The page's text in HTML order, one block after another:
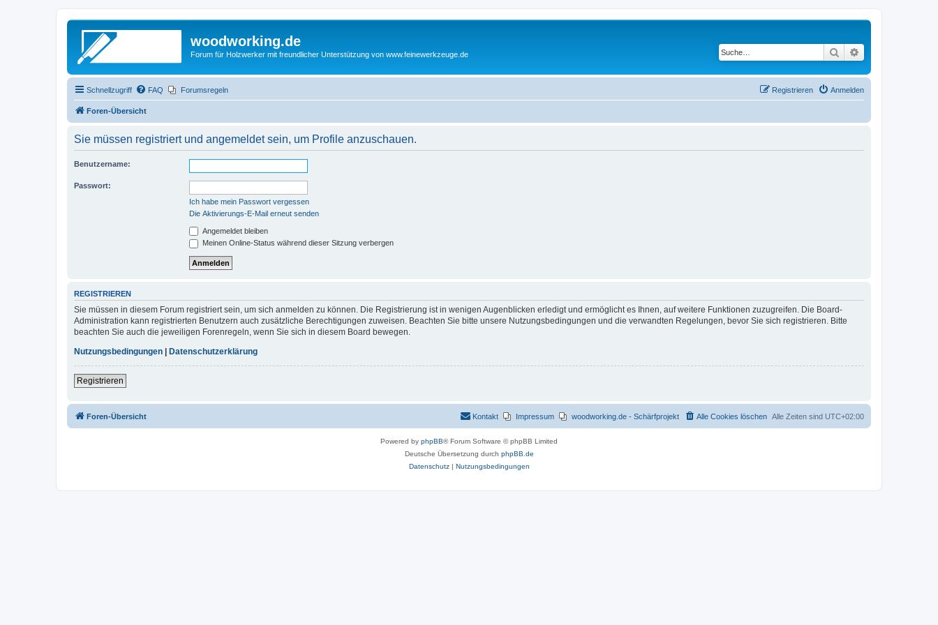
woodworking.de
Forum für Holzwerker mit freundlicher Unterstützung von www.feinewerkzeuge.de Suche
Schnellzugriff FAQ Forumsregeln Anmelden
Registrieren
Foren-Übersicht
Sie müssen registriert und angemeldet sein, um Profile anzuschauen.
Benutzername:
Passwort:
Ich habe mein Passwort vergessen
Die Aktivierungs-E-Mail erneut senden
Angemeldet bleiben
Meinen Online-Status während dieser Sitzung verbergen
REGISTRIEREN
Sie müssen in diesem Forum registriert sein, um sich anmelden zu können. Die Registrierung ist in wenigen Augenblicken erledigt und ermöglicht es Ihnen, auf weitere Funktionen zuzugreifen. Die Board-
Administration kann registrierten Benutzern auch zusätzliche Berechtigungen zuweisen. Beachten Sie bitte unsere Nutzungsbedingungen und die verwandten Regelungen, bevor Sie sich registrieren. Bitte
beachten Sie auch die jeweiligen Forenregeln, wenn Sie sich in diesem Board bewegen.
Nutzungsbedingungen
Datenschutzerklärung
Registrieren
Foren-Übersicht Alle Zeiten sind UTC+02:00
Alle Cookies löschen
woodworking.de - Schärfprojekt
Impressum
Kontakt
Powered by phpBB® Forum Software © phpBB Limited
Deutsche Übersetzung durch phpBB.de
Datenschutz| Nutzungsbedingungen